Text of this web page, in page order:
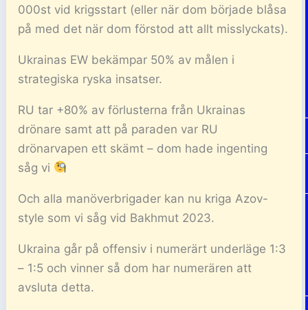
000st vid krigsstart (eller när dom började blåsa
på med det när dom förstod att allt misslyckats).
Ukrainas EW bekämpar 50% av målen i
strategiska ryska insatser.
RU tar +80% av förlusterna från Ukrainas
drönare samt att på paraden var RU
drönarvapen ett skämt – dom hade ingenting
såg vi
Och alla manöverbrigader kan nu kriga Azov-
style som vi såg vid Bakhmut 2023.
Ukraina går på offensiv i numerärt underläge 1:3
– 1:5 och vinner så dom har numerären att
avsluta detta.